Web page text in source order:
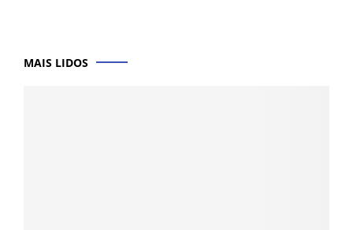
MAIS LIDOS